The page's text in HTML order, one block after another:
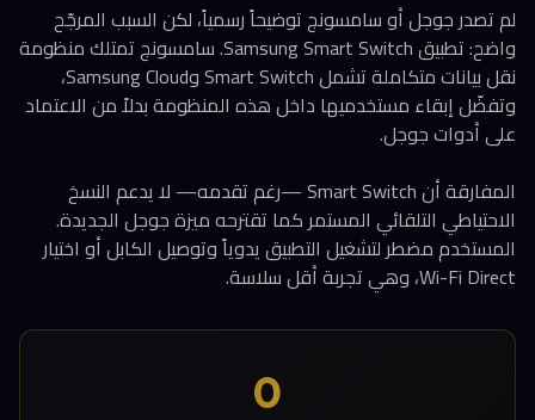
لم تصدر جوجل أو سامسونج توضيحاً رسمياً، لكن السبب المرجّح
واضح: تطبيق Samsung Smart Switch. سامسونج تمتلك منظومة
نقل بيانات متكاملة تشمل Smart Switch وSamsung Cloud،
وتفضّل إبقاء مستخدميها داخل هذه المنظومة بدلاً من الاعتماد
على أدوات جوجل.
المفارقة أن Smart Switch —رغم تقدمه— لا يدعم النسخ
الاحتياطي التلقائي المستمر كما تقترحه ميزة جوجل الجديدة.
المستخدم مضطر لتشغيل التطبيق يدوياً وتوصيل الكابل أو اختيار
Wi-Fi Direct، وهي تجربة أقل سلاسة.
0